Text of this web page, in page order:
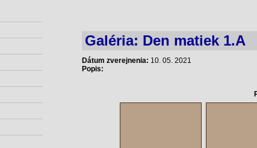
Galéria: Den matiek 1.A
Dátum zverejnenia: 10. 05. 2021
Popis: